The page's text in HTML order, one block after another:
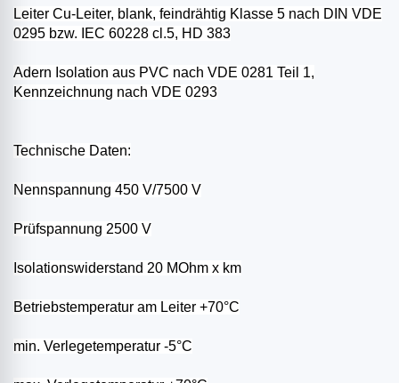
Leiter Cu-Leiter, blank, feindrähtig Klasse 5 nach DIN VDE
0295 bzw. IEC 60228 cl.5, HD 383
Adern Isolation aus PVC nach VDE 0281 Teil 1,
Kennzeichnung nach VDE 0293
Technische Daten:
Nennspannung 450 V/7500 V
Prüfspannung 2500 V
Isolationswiderstand 20 MOhm x km
Betriebstemperatur am Leiter +70°C
min. Verlegetemperatur -5°C